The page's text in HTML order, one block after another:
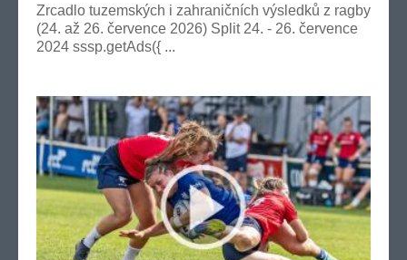
Zrcadlo tuzemských i zahraničních výsledků z ragby
(24. až 26. července 2026) Split 24. - 26. července
2024 sssp.getAds({ ...